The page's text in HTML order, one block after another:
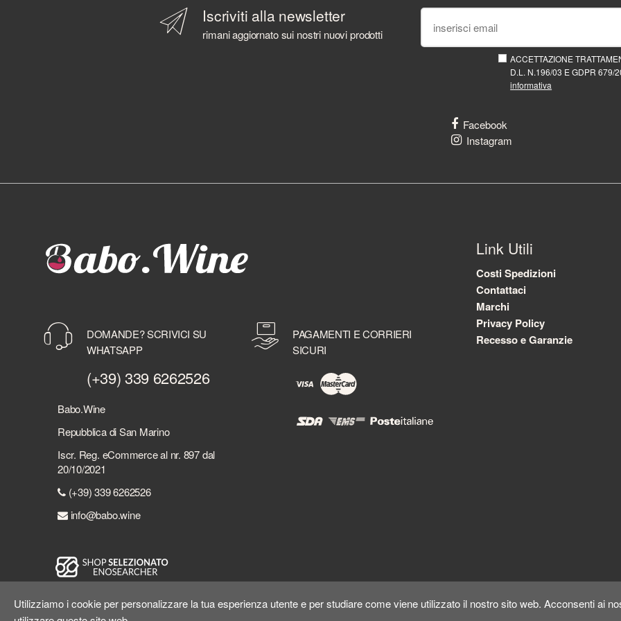
BASTIANICH
BELLAVISTA
BELUGA
BERMUDEZ
BERRY BROTHER'S & RUDD
BERSI SERLINI
BESPOKE DISTILLERY
BICCHIERI
BILLECART-SALMON
BIONDI SANTI
BLACK DEATH
BLACK FRIARS DISTILLERY
BLACK TOT
BLUE WOMBAT SPIRITS
BOBBY'S SCHIEDAM
BOMBAY SAPPHIRE
Iscriviti alla newsletter
rimani aggiornato sui nostri nuovi prodotti
ACCETTAZIONE
D.L. N.196/03 E GDPR
informativa
Facebook
Instagram
DOMANDE? SCRIVICI SU
WHATSAPP
(+39) 339 6262526
Babo.Wine
Repubblica di San Marino
Iscr. Reg. eCommerce al nr. 897 dal
20/10/2021
(+39) 339 6262526
info@babo.wine
PAGAMENTI E CORRIERI
SICURI
Link Utili
Costi Spedizioni
Contattaci
Marchi
Privacy Policy
Recesso e Garanzie
Utilizziamo i cookie per personalizzare la tua esperienza utente e per studiare come viene utilizzato il nostro sito web. Acconsenti ai